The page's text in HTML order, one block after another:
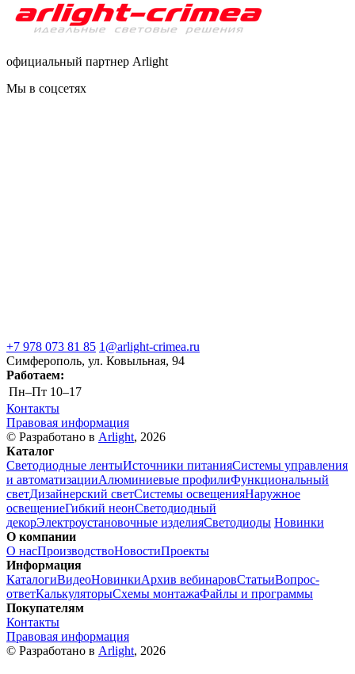
официальный партнер Arlight
Мы в соцсетях
+7 978 073 81 85 1@arlight-crimea.ru
Симферополь, ул. Ковыльная, 94
Работаем:
Пн–Пт 10–17
Контакты
Правовая информация
© Разработано в Arlight, 2026
Каталог
Светодиодные лентыИсточники питанияСистемы управления
и автоматизацииАлюминиевые профилиФункциональный
светДизайнерский светСистемы освещенияНаружное
освещениеГибкий неонСветодиодный
декорЭлектроустановочные изделияСветодиоды Новинки
О компании
О насПроизводствоНовостиПроекты
Информация
КаталогиВидеоНовинкиАрхив вебинаровСтатьиВопрос-
ответКалькуляторыСхемы монтажаФайлы и программы
Покупателям
Контакты
Правовая информация
© Разработано в Arlight, 2026